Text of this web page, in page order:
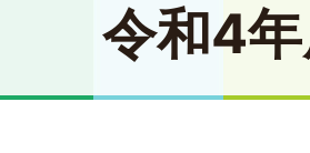
令和4